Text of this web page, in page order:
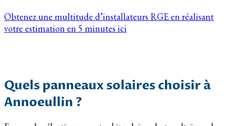
Obtenez une multitude d’installateurs RGE en réalisant
votre estimation en 5 minutes ici
Quels panneaux solaires choisir à
Annoeullin ?